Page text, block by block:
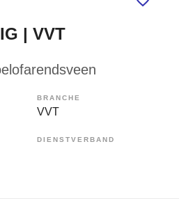
| VVT
BRANCHE
VVT
DIENSTVERBAND